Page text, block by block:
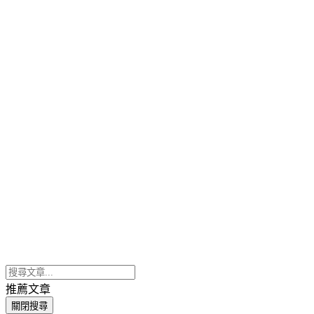
推薦文章
關閉搜尋